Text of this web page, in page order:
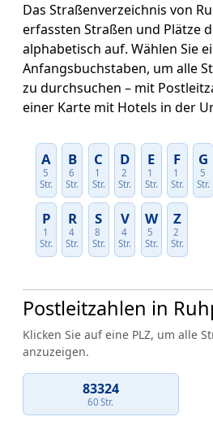
Das Straßenverzeichnis von
erfassten Straßen und Plätze
alphabetisch auf. Wählen Sie
Anfangsbuchstaben, um alle
zu durchsuchen – mit
einer Karte mit Hotels in der
A
5
Str.
B
6
Str.
C
1
Str.
D
2
Str.
E
1
Str.
F
1
Str.
G
5
Str.
P
1
Str.
R
4
Str.
S
8
Str.
V
4
Str.
W
5
Str.
Z
2
Str.
Postleitzahlen in
Klicken Sie auf eine PLZ, um alle
anzuzeigen.
83324
60 Str.